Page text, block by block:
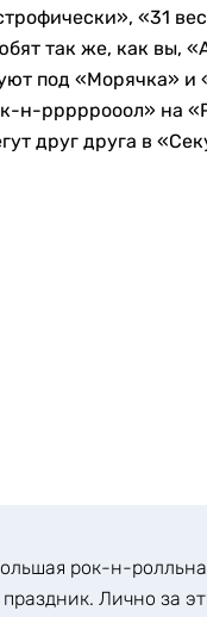
«31
так же, как вы,
под «Морячка» и
н-рррррооол» на
друг друга в
рок-н-
Лично за